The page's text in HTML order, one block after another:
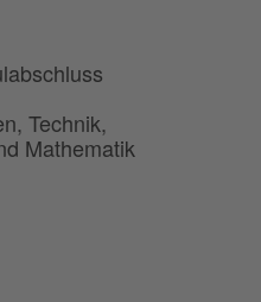
Technik,
Mathematik